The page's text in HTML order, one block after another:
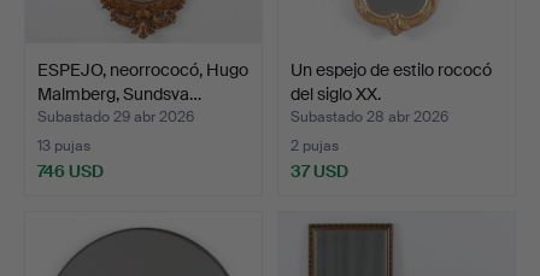
ESPEJO, neorrococó, Hugo
Malmberg, Sundsva…
Subastado 29 abr 2026
13 pujas
746 USD
Un espejo de estilo rococó
del siglo XX.
Subastado 28 abr 2026
2 pujas
37 USD